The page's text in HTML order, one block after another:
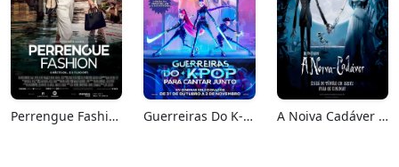
Perrengue Fashion Guerreiras Do K-Pop: Para Cantar Junto A Noiva Cadáver (Relançamento)